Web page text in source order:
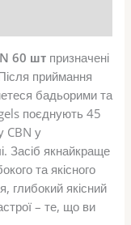
60 шт призначені
приймання
бадьорими та
поєднують 45
CBN у
Засіб якнайкраще
та якісного
глибокий якісний
– те, що ви